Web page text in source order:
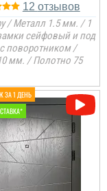
Олег
12
/ Металл 1.5 мм. / 1
сейфовый и под
поворотником /
мм. / Полотно 75